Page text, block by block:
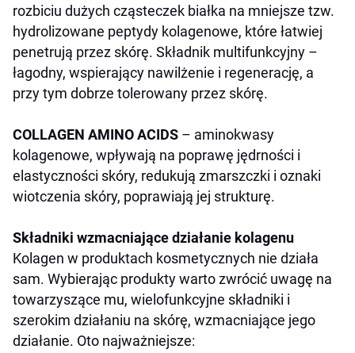
rozbiciu dużych cząsteczek białka na mniejsze tzw.
hydrolizowane peptydy kolagenowe, które łatwiej
penetrują przez skórę. Składnik multifunkcyjny –
łagodny, wspierający nawilżenie i regenerację, a
przy tym dobrze tolerowany przez skórę.
COLLAGEN AMINO ACIDS – aminokwasy
kolagenowe, wpływają na poprawę jędrności i
elastyczności skóry, redukują zmarszczki i oznaki
wiotczenia skóry, poprawiają jej strukturę.
Składniki wzmacniające działanie kolagenu
Kolagen w produktach kosmetycznych nie działa
sam. Wybierając produkty warto zwrócić uwagę na
towarzyszące mu, wielofunkcyjne składniki i
szerokim działaniu na skórę, wzmacniające jego
działanie. Oto najważniejsze: